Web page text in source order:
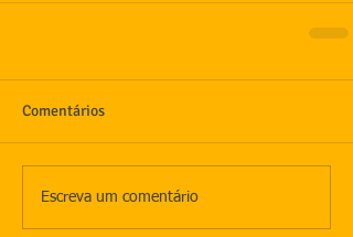
Comentários
Escreva um comentário